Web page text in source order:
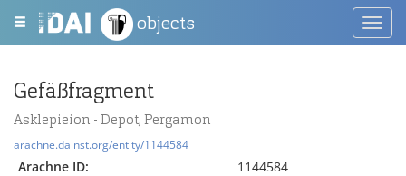
objects
Gefäßfragment
Asklepieion - Depot, Pergamon
arachne.dainst.org/entity/1144584
Arachne ID:
1144584